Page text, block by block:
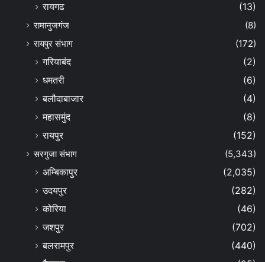
रायगढ
(13)
रामानुजगंज
(8)
रायपुर संभाग
(172)
गरियाबंद
(2)
धमतरी
(6)
बलौदाबाजार
(4)
महासमुंद
(8)
रायपुर
(152)
सरगुजा संभाग
(5,343)
अम्बिकापुर
(2,035)
उदयपुर
(282)
कोरिया
(46)
जशपुर
(702)
बलरामपुर
(440)